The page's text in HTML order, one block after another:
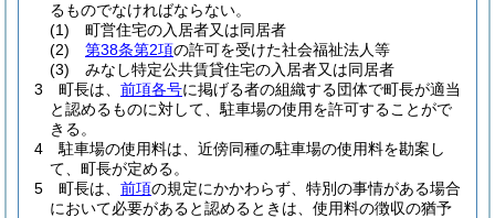
るものでなければならない。
(1)
町営住宅の入居者又は同居者
(2)
第38条第2項の許可を受けた社会福祉法人等
(3)
みなし特定公共賃貸住宅の入居者又は同居者
3
町長は、 前項各号に掲げる者の組織する団体で町長が適当
と認めるものに対して、駐車場の使用を許可することがで
きる。
4
駐車場の使用料は、近傍同種の駐車場の使用料を勘案し
て、町長が定める。
5
町長は、 前項の規定にかかわらず、特別の事情がある場合
において必要があると認めるときは、使用料の徴収の猶予